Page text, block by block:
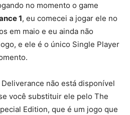
no momento o game
1, eu comecei a jogar ele no
em maio e eu ainda não
e ele é o único Single Player
não está disponível
você substituir ele pelo The
Edition, que é um jogo que